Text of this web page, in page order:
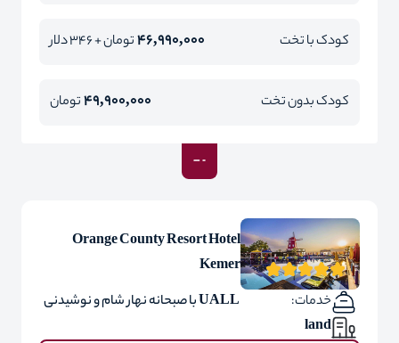
کودک با تخت 46,990,000تومان + 346 دلار
کودک بدون تخت 49,900,000تومان
Orange County Resort Hotel
Kemer
خدمات:
UALL با صبحانه نهار شام و نوشیدنی
land